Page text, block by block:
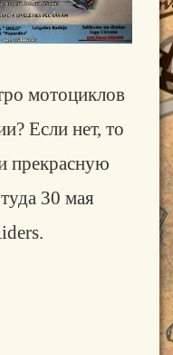
мотоциклов
Если нет, то
прекрасную
30 мая